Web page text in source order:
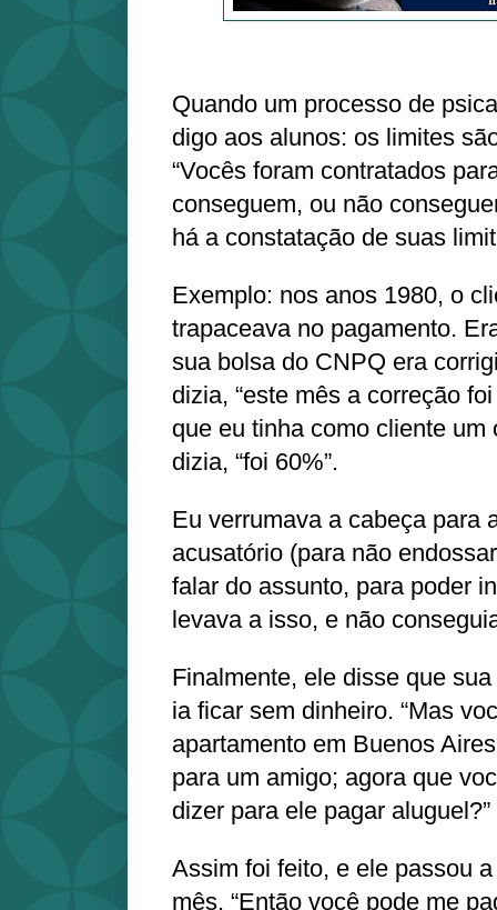
Quando um processo de
digo aos alunos: os limites
“Vocês foram contratados
conseguem, ou não
há a constatação de suas
Exemplo: nos anos 1980, o
trapaceava no pagamento.
sua bolsa do CNPQ era
dizia, “este mês a correção
que eu tinha como cliente um
dizia, “foi 60%”.
Eu verrumava a cabeça para
acusatório (para não
falar do assunto, para poder
levava a isso, e não
Finalmente, ele disse que
ia ficar sem dinheiro. “Mas
apartamento em Buenos
para um amigo; agora que
dizer para ele pagar aluguel?”
Assim foi feito, e ele passou
mês. “Então você pode me